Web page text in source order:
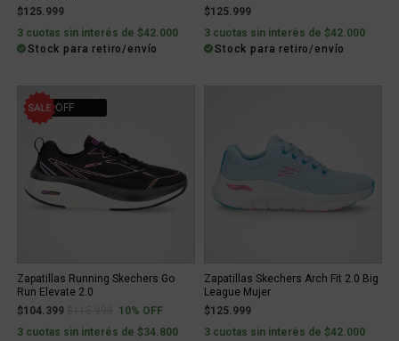
$125.999
3 cuotas sin interés de $42.000
Stock para retiro/envío
$125.999
3 cuotas sin interés de $42.000
Stock para retiro/envío
10% OFF
Zapatillas Running Skechers Go
Run Elevate 2.0
$104.399
Price reduced from
to10% OFF
3 cuotas sin interés de $34.800
Zapatillas Skechers Arch Fit 2.0 Big
League Mujer
$125.999
3 cuotas sin interés de $42.000